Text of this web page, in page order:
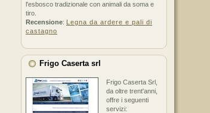
l'esbosco tradizionale con animali da soma e
tiro.
Recensione: Legna da ardere e pali di
castagno
Frigo Caserta srl
Frigo Caserta Srl,
da oltre trent'anni,
offre i seguenti
servizi: